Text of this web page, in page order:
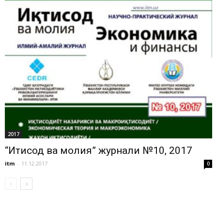
2017
“Иқтисод ва молия” журнали №10, 2017
itm - 11.12.2017 0